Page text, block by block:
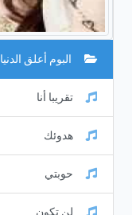
البوم أعلق الدنيا
تقريبا أنا
هدوئك
حوبتي
لن تكون